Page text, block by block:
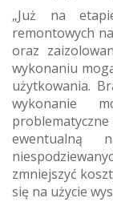
„Już na
remontowych
oraz
wykonaniu
użytkowania.
wykonanie
ewentualną
zmniejszyć
się na użycie